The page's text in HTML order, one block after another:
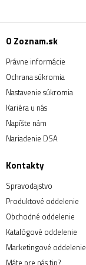
O Zoznam.sk
Právne informácie
Ochrana súkromia
Nastavenie súkromia
Kariéra u nás
Napíšte nám
Nariadenie DSA
Kontakty
Spravodajstvo
Produktové oddelenie
Obchodné oddelenie
Katalógové oddelenie
Marketingové oddelenie
Máte pre nás tip?